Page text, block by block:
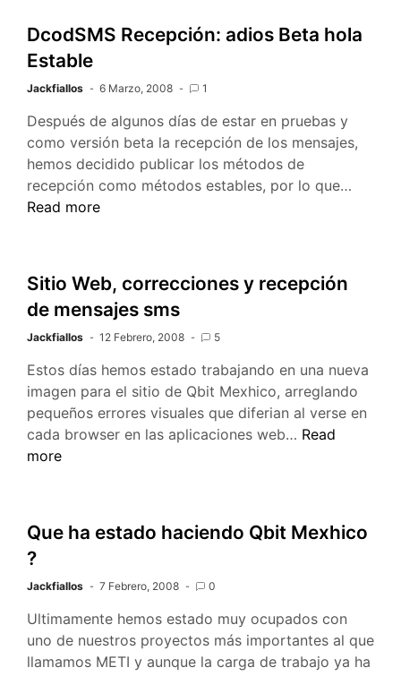
DcodSMS Recepción: adios Beta hola
Estable
Jackfiallos 6 Marzo, 2008 1
Después de algunos días de estar en pruebas y
como versión beta la recepción de los mensajes,
hemos decidido publicar los métodos de
recepción como métodos estables, por lo que…
Read more
Sitio Web, correcciones y recepción
de mensajes sms
Jackfiallos 12 Febrero, 2008 5
Estos días hemos estado trabajando en una nueva
imagen para el sitio de Qbit Mexhico, arreglando
pequeños errores visuales que diferian al verse en
cada browser en las aplicaciones web… Sitio
de
Read
more
Que ha estado haciendo Qbit Mexhico
?
Jackfiallos 7 Febrero, 2008 0
Ultimamente hemos estado muy ocupados con
uno de nuestros proyectos más importantes al que
llamamos METI y aunque la carga de trabajo ya ha